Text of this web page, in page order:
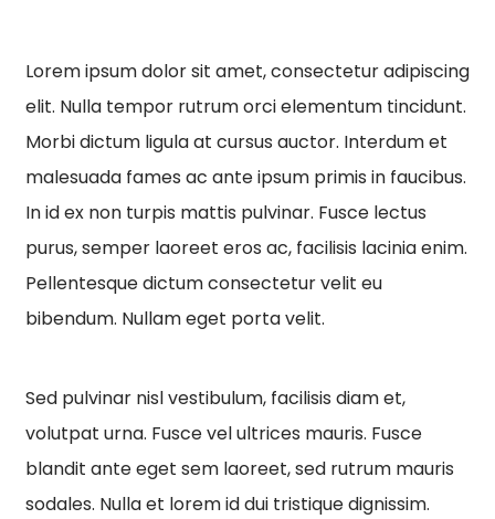
Lorem ipsum dolor sit amet, consectetur adipiscing
elit. Nulla tempor rutrum orci elementum tincidunt.
Morbi dictum ligula at cursus auctor. Interdum et
malesuada fames ac ante ipsum primis in faucibus.
In id ex non turpis mattis pulvinar. Fusce lectus
purus, semper laoreet eros ac, facilisis lacinia enim.
Pellentesque dictum consectetur velit eu
bibendum. Nullam eget porta velit.
Sed pulvinar nisl vestibulum, facilisis diam et,
volutpat urna. Fusce vel ultrices mauris. Fusce
blandit ante eget sem laoreet, sed rutrum mauris
sodales. Nulla et lorem id dui tristique dignissim.